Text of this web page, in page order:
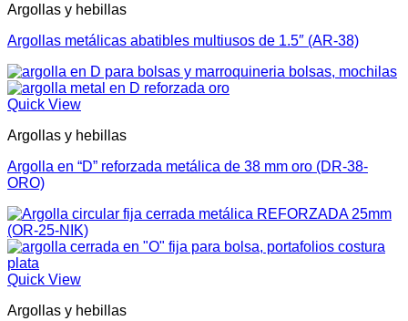
Argollas y hebillas
Argollas metálicas abatibles multiusos de 1.5″ (AR-38)
Quick View
Argollas y hebillas
Argolla en “D” reforzada metálica de 38 mm oro (DR-38-
ORO)
Quick View
Argollas y hebillas